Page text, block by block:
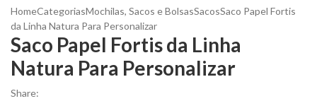
HomeCategoriasMochilas, Sacos e BolsasSacosSaco Papel Fortis
da Linha Natura Para Personalizar
Saco Papel Fortis da Linha
Natura Para Personalizar
Share: